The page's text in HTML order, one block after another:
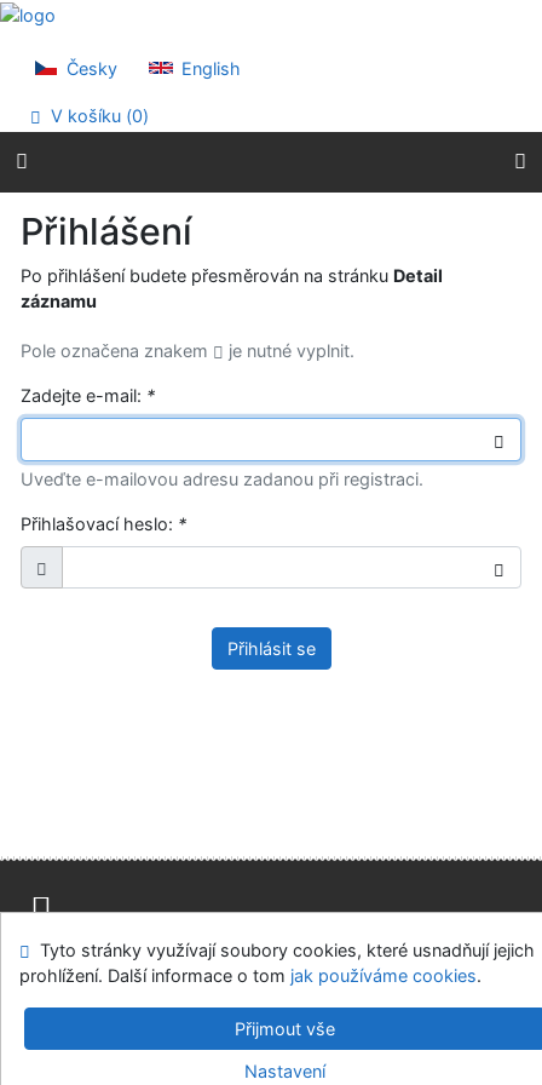
Přejít na obsah
Prohlášení o webové přístupnosti
Česky English
V košíku (0)
Přihlášení
Po přihlášení budete přesměrován na stránku Detail
záznamu
Pole označena znakem je nutné vyplnit.
Zadejte e-mail: *
Uveďte e-mailovou adresu zadanou při registraci.
Přihlašovací heslo: *
Přihlásit se
Mapa stránek Přístupnost
Soukromí
Modul OpenSearch
Napište nám Nastavení cookies
Parlamentní knihovna České republiky
v.4.8.63a-Cosmotron Bohemia, s.r.o.
Tyto stránky využívají soubory cookies, které usnadňují jejich
prohlížení. Další informace o tom jak používáme cookies.
Přijmout vše
Nastavení